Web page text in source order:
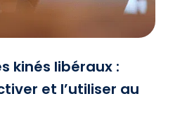
kinés libéraux :
et l’utiliser au